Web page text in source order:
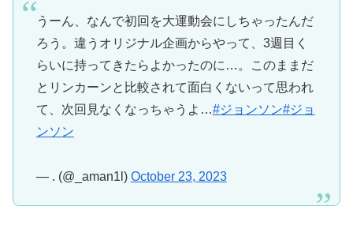
うーん、なんで初回を大運動会にしちゃったんだ
ろう。違うオリジナル企画からやって、3週目く
らいに持ってきたらよかったのに…。このままだ
とリンカーンと比較されて面白くないって思われ
て、次回見なくなっちゃうよ…#ジョンソン#ジョ
ンソン
— . (@_aman1l) October 23, 2023